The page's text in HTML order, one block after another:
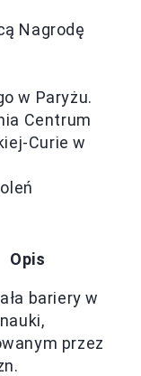
Nagrodę
w Paryżu.
Centrum
Curie w
Opis
bariery w
przez